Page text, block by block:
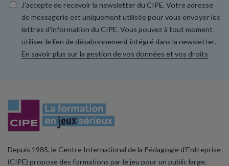
J’accepte de recevoir la newsletter du CIPE. Votre adresse
de messagerie est uniquement utilisée pour vous envoyer les
lettres d'information du CIPE. Vous pouvez à tout moment
utiliser le lien de désabonnement intégré dans la newsletter.
En savoir plus sur la gestion de vos données et vos droits
Depuis 1985, le Centre International de la Pédagogie d’Entreprise
(CIPE) propose des formations par le jeu pour un public large.